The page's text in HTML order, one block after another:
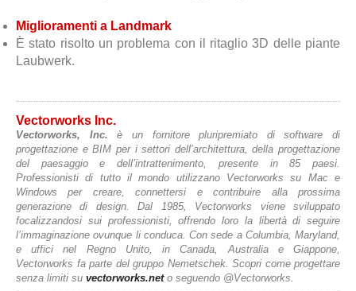
Miglioramenti a Landmark
È stato risolto un problema con il ritaglio 3D delle piante
Laubwerk.
Vectorworks Inc.
Vectorworks, Inc. è un fornitore pluripremiato di software di
progettazione e BIM per i settori dell’architettura, della progettazione
del paesaggio e dell’intrattenimento, presente in 85 paesi.
Professionisti di tutto il mondo utilizzano Vectorworks su Mac e
Windows per creare, connettersi e contribuire alla prossima
generazione di design. Dal 1985, Vectorworks viene sviluppato
focalizzandosi sui professionisti, offrendo loro la libertà di seguire
l’immaginazione ovunque li conduca. Con sede a Columbia, Maryland,
e uffici nel Regno Unito, in Canada, Australia e Giappone,
Vectorworks fa parte del gruppo Nemetschek. Scopri come progettare
senza limiti su vectorworks.neto seguendo @Vectorworks.